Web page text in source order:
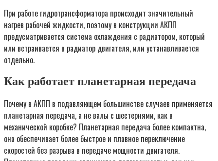
При работе гидротрансформатора происходит значительный
нагрев рабочей жидкости, поэтому в конструкции АКПП
предусматривается система охлаждения с радиатором, который
или встраивается в радиатор двигателя, или устанавливается
отдельно.
Как работает планетарная передача
Почему в АКПП в подавляющем большинстве случаев применяется
планетарная передача, а не валы с шестернями, как в
механической коробке? Планетарная передача более компактна,
она обеспечивает более быстрое и плавное переключение
скоростей без разрыва в передаче мощности двигателя.